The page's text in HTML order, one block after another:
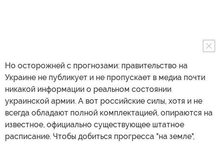
Но осторожней с прогнозами: правительство на
Украине не публикует и не пропускает в медиа почти
никакой информации о реальном состоянии
украинской армии. А вот российские силы, хотя и не
всегда обладают полной комплектацией, опираются на
известное, официально существующее штатное
расписание. Чтобы добиться прогресса "на земле",